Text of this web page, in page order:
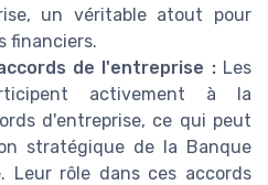
un véritable atout pour
financiers.
de l'entreprise :Les
activement à la
d'entreprise, ce qui peut
stratégique de la Banque
Leur rôle dans ces accords